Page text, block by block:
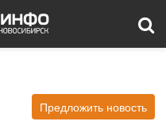
Предложить новость